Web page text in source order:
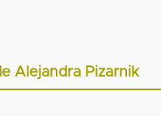
Alejandra Pizarnik